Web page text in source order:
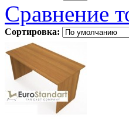
Сравнение
Сортировка: